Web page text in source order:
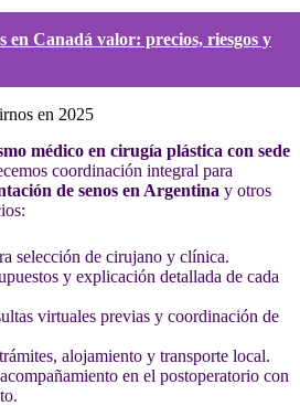
en Canadá valor: precios, riesgos y
en 2025
médico en cirugía plástica con sede
coordinación integral para
de senos en Argentina y otros
selección de cirujano y clínica.
y explicación detallada de cada
virtuales previas y coordinación de
alojamiento y transporte local.
en el postoperatorio con